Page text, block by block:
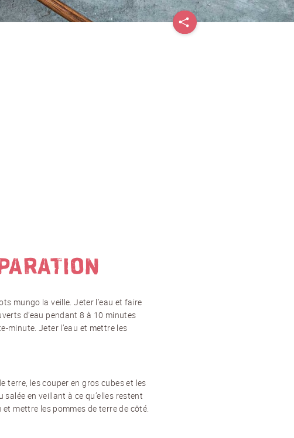
mungo la veille. Jeter l’eau et faire
d’eau pendant 8 à 10 minutes
minute. Jeter l’eau et mettre les
terre, les couper en gros cubes et les
salée en veillant à ce qu’elles restent
et mettre les pommes de terre de côté.